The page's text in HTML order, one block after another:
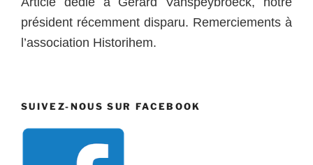
président récemment disparu. Remerciements à
l’association Historihem.
SUIVEZ-NOUS SUR FACEBOOK